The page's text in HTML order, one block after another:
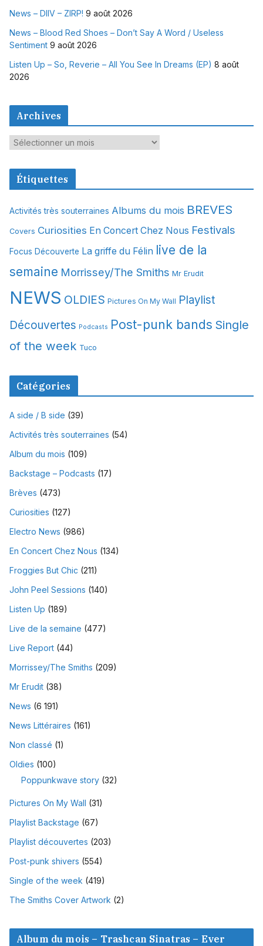
News – DIIV – ZIRP! 9 août 2026
News – Blood Red Shoes – Don’t Say A Word / Useless
Sentiment 9 août 2026
Listen Up – So, Reverie – All You See In Dreams (EP) 8 août
2026
Archives
A
c
v
e
Étiquettes
Activités très souterraines Albums du mois BREVES
Covers Curiosities En Concert Chez Nous Festivals
Focus Découverte La griffe du Félin live de la
semaine Morrissey/The Smiths Mr Erudit
NEWS OLDIES Pictures On My Wall Playlist
Découvertes Podcasts Post-punk bands Single
of the week Tuco
Catégories
A side / B side (39)
Activités très souterraines (54)
Album du mois (109)
Backstage – Podcasts (17)
Brèves (473)
Curiosities (127)
Electro News (986)
En Concert Chez Nous (134)
Froggies But Chic (211)
John Peel Sessions (140)
Listen Up (189)
Live de la semaine (477)
Live Report (44)
Morrissey/The Smiths (209)
Mr Erudit (38)
News (6 191)
News Littéraires (161)
Non classé (1)
Oldies (100)
Poppunkwave story (32)
Pictures On My Wall (31)
Playlist Backstage (67)
Playlist découvertes (203)
Post-punk shivers (554)
Single of the week (419)
The Smiths Cover Artwork (2)
Album du mois – Trashcan Sinatras – Ever